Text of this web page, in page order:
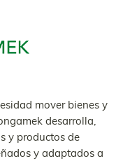
mover bienes y
desarrolla,
y productos de
y adaptados a